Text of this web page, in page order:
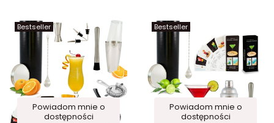
Bestseller
Powiadom mnie o
dostępności
Bestseller
Powiadom mnie o
dostępności